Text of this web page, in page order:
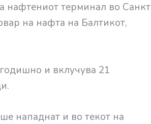
нафтениот терминал во Санкт
на нафта на Балтикот,
и вклучува 21
нападнат и во текот на